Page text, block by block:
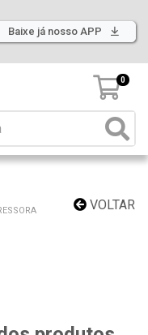
Baixe já nosso APP
0
VOLTAR